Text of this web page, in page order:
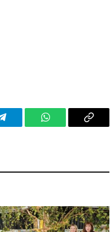
Telegram WhatsAppCopy